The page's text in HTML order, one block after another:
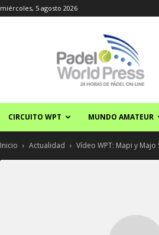
miércoles, 5 agosto 2026
CIRCUITO WPT MUNDO AMATEUR
Inicio Actualidad Vídeo WPT: Mapi y